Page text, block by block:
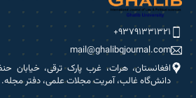
۹۳۷۹۱۳۳۱۳۲۱+
mail@ghalibqjournal.com
افغانستان، هرات، غرب پارک ترقی، خیابان
دانش‌گاه غالب، آمریت مجلات علمی، دفتر مجله.